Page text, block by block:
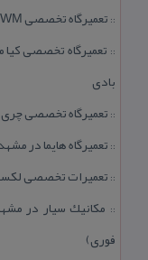
:: تعمیرگاه تخصصی SWM در مشهد | تعمیر موتور، گیربكس و عیب‌یابی برق
:: تعمیرگاه تخصصی كیا
بادی
:: تعمیرگاه تخصصی چری در مشهد | ۱۰ سال
:: تعمیرگاه هایما در
:: تعمیرات تخصصی
:: مكانیك سیار در
فوری)